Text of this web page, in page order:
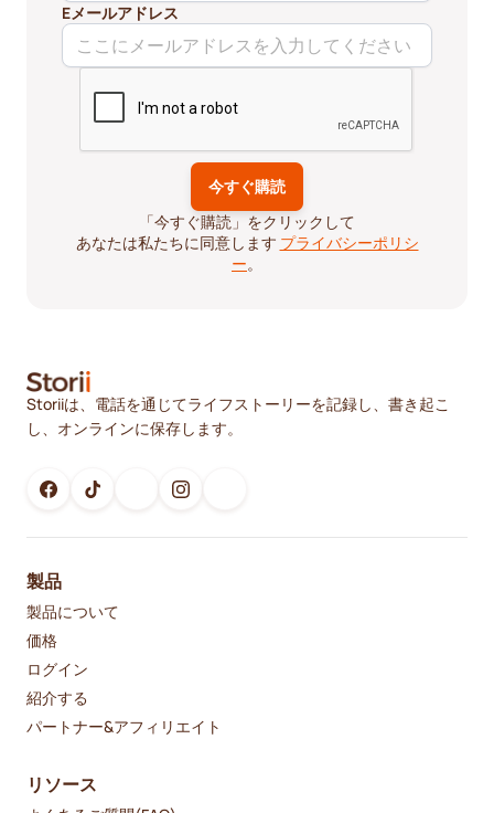
Eメールアドレス
「今すぐ購読」をクリックして
あなたは私たちに同意します プライバシーポリシ
ー。
Storiiは、電話を通じてライフストーリーを記録し、書き起こ
し、オンラインに保存します。
製品
製品について
価格
ログイン
紹介する
パートナー&アフィリエイト
リソース